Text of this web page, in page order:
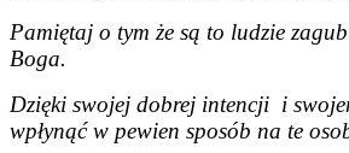
Pamiętaj o tym że są to ludzie
Boga.
Dzięki swojej dobrej intencji i
wpłynąć w pewien sposób na te